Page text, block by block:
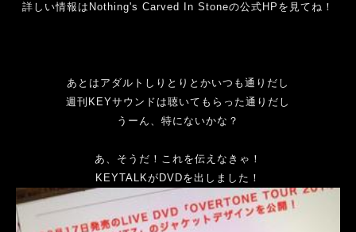
詳しい情報はNothing's Carved In Stoneの公式HPを見てね！
あとはアダルトしりとりとかいつも通りだし
週刊KEYサウンドは聴いてもらった通りだし
うーん、特にないかな？
あ、そうだ！これを伝えなきゃ！
KEYTALKがDVDを出しました！